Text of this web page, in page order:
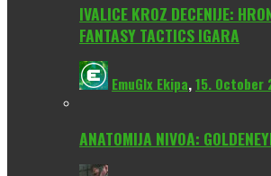
IVALICE KROZ DECENIJE:
FANTASY TACTICS IGARA
EmuGlx Ekipa,15. October
ANATOMIJA NIVOA: